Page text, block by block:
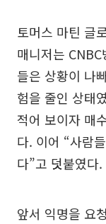
토머스 마틴 글
매니저는
들은 상황이 나
험을 줄인 상태
적어 보이자 매
다. 이어 “사람
다”고 덧붙였다.
앞서 익명을 요